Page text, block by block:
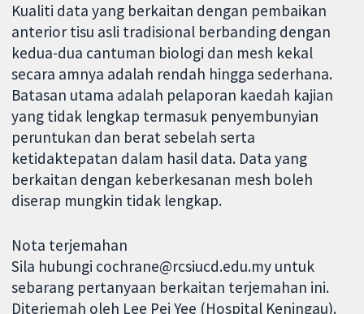
Kualiti data yang berkaitan dengan pembaikan
anterior tisu asli tradisional berbanding dengan
kedua-dua cantuman biologi dan mesh kekal
secara amnya adalah rendah hingga sederhana.
Batasan utama adalah pelaporan kaedah kajian
yang tidak lengkap termasuk penyembunyian
peruntukan dan berat sebelah serta
ketidaktepatan dalam hasil data. Data yang
berkaitan dengan keberkesanan mesh boleh
diserap mungkin tidak lengkap.
Nota terjemahan
Sila hubungi cochrane@rcsiucd.edu.my untuk
sebarang pertanyaan berkaitan terjemahan ini.
Diterjemah oleh Lee Pei Yee (Hospital Keningau).